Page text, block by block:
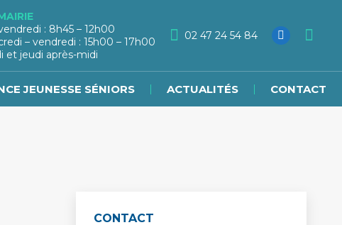
: 8h45 – 12h00
– vendredi : 15h00 – 17h00
et jeudi après-midi
02 47 24 54 84
JEUNESSE SÉNIORS ACTUALITÉS CONTACT
CONTACT